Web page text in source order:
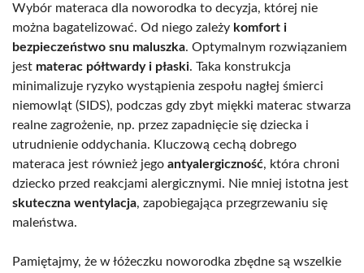
Wybór materaca dla noworodka to decyzja, której nie
można bagatelizować. Od niego zależy komfort i
bezpieczeństwo snu maluszka. Optymalnym rozwiązaniem
jest materac półtwardy i płaski. Taka konstrukcja
minimalizuje ryzyko wystąpienia zespołu nagłej śmierci
niemowląt (SIDS), podczas gdy zbyt miękki materac stwarza
realne zagrożenie, np. przez zapadnięcie się dziecka i
utrudnienie oddychania. Kluczową cechą dobrego
materaca jest również jego antyalergiczność, która chroni
dziecko przed reakcjami alergicznymi. Nie mniej istotna jest
skuteczna wentylacja, zapobiegająca przegrzewaniu się
maleństwa.
Pamiętajmy, że w łóżeczku noworodka zbędne są wszelkie